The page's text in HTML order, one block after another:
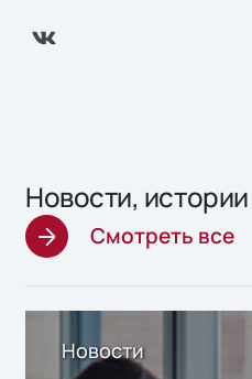
Новости,
Смотреть все
Новости